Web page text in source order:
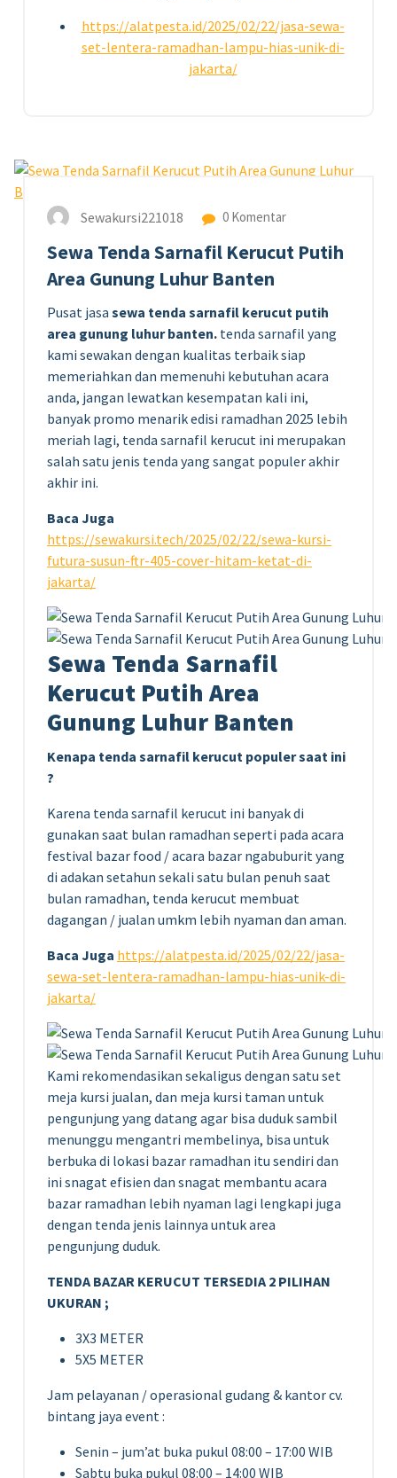
https://alatpesta.id/2025/02/22/jasa-sewa-
set-lentera-ramadhan-lampu-hias-unik-di-
jakarta/
Sewakursi221018 0 Komentar
Sewa Tenda Sarnafil Kerucut Putih
Area Gunung Luhur Banten
Pusat jasa sewa tenda sarnafil kerucut putih
area gunung luhur banten. tenda sarnafil yang
kami sewakan dengan kualitas terbaik siap
memeriahkan dan memenuhi kebutuhan acara
anda, jangan lewatkan kesempatan kali ini,
banyak promo menarik edisi ramadhan 2025 lebih
meriah lagi, tenda sarnafil kerucut ini merupakan
salah satu jenis tenda yang sangat populer akhir
akhir ini.
Baca Juga
https://sewakursi.tech/2025/02/22/sewa-kursi-
futura-susun-ftr-405-cover-hitam-ketat-di-
jakarta/
Sewa Tenda Sarnafil
Kerucut Putih Area
Gunung Luhur Banten
Kenapa tenda sarnafil kerucut populer saat ini
?
Karena tenda sarnafil kerucut ini banyak di
gunakan saat bulan ramadhan seperti pada acara
festival bazar food / acara bazar ngabuburit yang
di adakan setahun sekali satu bulan penuh saat
bulan ramadhan, tenda kerucut membuat
dagangan / jualan umkm lebih nyaman dan aman.
Baca Juga https://alatpesta.id/2025/02/22/jasa-
sewa-set-lentera-ramadhan-lampu-hias-unik-di-
jakarta/
Kami rekomendasikan sekaligus dengan satu set
meja kursi jualan, dan meja kursi taman untuk
pengunjung yang datang agar bisa duduk sambil
menunggu mengantri membelinya, bisa untuk
berbuka di lokasi bazar ramadhan itu sendiri dan
ini snagat efisien dan snagat membantu acara
bazar ramadhan lebih nyaman lagi lengkapi juga
dengan tenda jenis lainnya untuk area
pengunjung duduk.
TENDA BAZAR KERUCUT TERSEDIA 2 PILIHAN
UKURAN ;
3X3 METER
5X5 METER
Jam pelayanan / operasional gudang & kantor cv.
bintang jaya event :
Senin – jum’at buka pukul 08:00 – 17:00 WIB
Sabtu buka pukul 08:00 – 14:00 WIB